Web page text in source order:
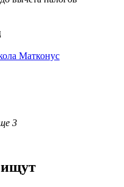
Матконус
3
ищут